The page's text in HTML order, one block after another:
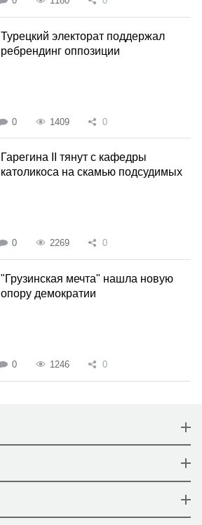
Турецкий электорат поддержал
ребрендинг оппозиции
0 1409 0
Гарегина II тянут с кафедры
католикоса на скамью подсудимых
0 2269 0
"Грузинская мечта" нашла новую
опору демократии
0 1246 0